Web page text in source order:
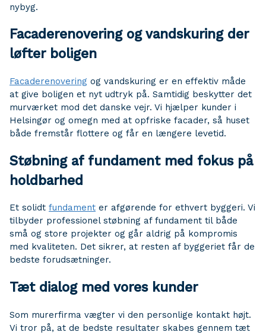
nybyg.
Facaderenovering og vandskuring der
løfter boligen
Facaderenovering og vandskuring er en effektiv måde
at give boligen et nyt udtryk på. Samtidig beskytter det
murværket mod det danske vejr. Vi hjælper kunder i
Helsingør og omegn med at opfriske facader, så huset
både fremstår flottere og får en længere levetid.
Støbning af fundament med fokus på
holdbarhed
Et solidt fundament er afgørende for ethvert byggeri. Vi
tilbyder professionel støbning af fundament til både
små og store projekter og går aldrig på kompromis
med kvaliteten. Det sikrer, at resten af byggeriet får de
bedste forudsætninger.
Tæt dialog med vores kunder
Som murerfirma vægter vi den personlige kontakt højt.
Vi tror på, at de bedste resultater skabes gennem tæt